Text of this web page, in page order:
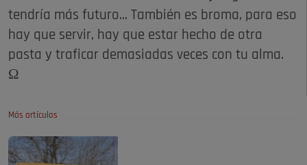
tendría más futuro... También es broma, para eso
hay que servir, hay que estar hecho de otra
pasta y traficar demasiadas veces con tu alma.
Ω
Más artículos